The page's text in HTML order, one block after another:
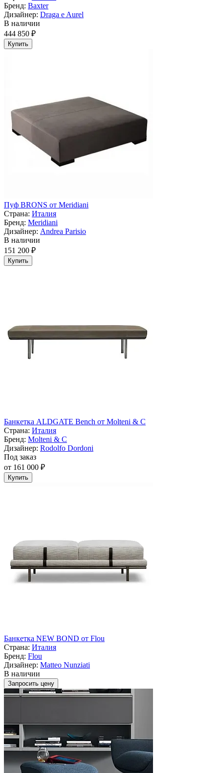
Бренд: Baxter
Дизайнер: Draga e Aurel
В наличии
444 850 ₽
Купить
Пуф BRONS от Meridiani
Страна: Италия
Бренд: Meridiani
Дизайнер: Andrea Parisio
В наличии
151 200 ₽
Купить
Банкетка ALDGATE Bench от Molteni & C
Страна: Италия
Бренд: Molteni & C
Дизайнер: Rodolfo Dordoni
Под заказ
от 161 000 ₽
Купить
Банкетка NEW BOND от Flou
Страна: Италия
Бренд: Flou
Дизайнер: Matteo Nunziati
В наличии
Запросить цену